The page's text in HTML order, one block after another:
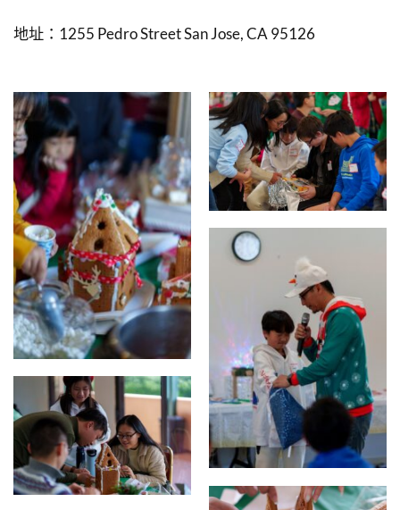
地址：1255 Pedro Street San Jose, CA 95126